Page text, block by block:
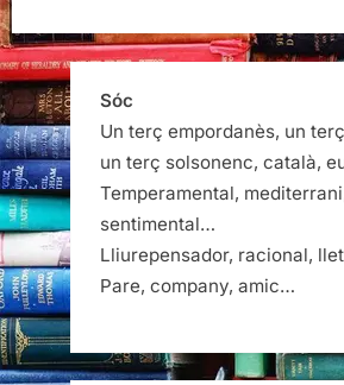
Sóc
Un terç empordanès, un
un terç solsonenc, català,
Temperamental,
sentimental…
Lliurepensador, racional,
Pare, company, amic…